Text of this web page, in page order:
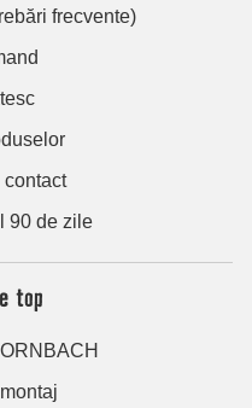
frecvente)
contact
90 de zile
top